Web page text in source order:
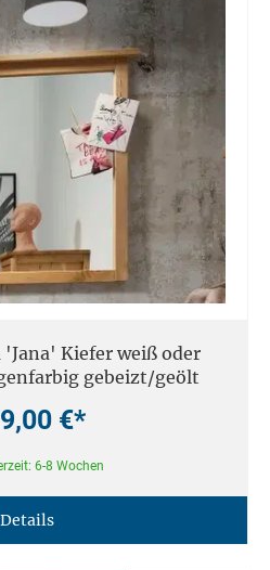
'Jana' Kiefer weiß oder
gebeizt/geölt
€*
6-8 Wochen
Details